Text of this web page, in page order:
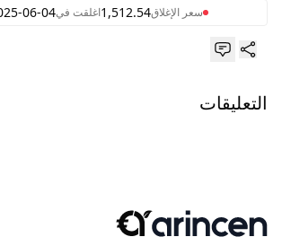
سعر الإغلاق1,512.54اغلقت في06-04 09:24
التعليقات